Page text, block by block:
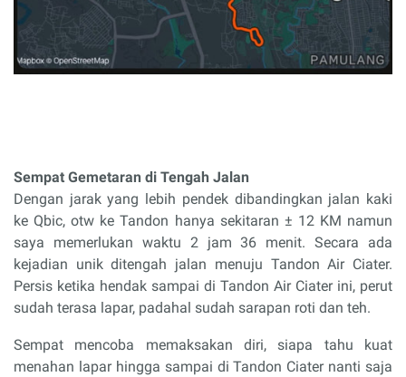
Sempat Gemetaran di Tengah Jalan
Dengan jarak yang lebih pendek dibandingkan jalan kaki
ke Qbic, otw ke Tandon hanya sekitaran ± 12 KM namun
saya memerlukan waktu 2 jam 36 menit.Secara ada
kejadian unik ditengah jalan menuju Tandon Air Ciater.
Persis ketika hendak sampai di Tandon Air Ciater ini, perut
sudah terasa lapar, padahal sudah sarapan roti dan teh.
Sempat mencoba memaksakan diri, siapa tahu kuat
menahan lapar hingga sampai di Tandon Ciater nanti saja